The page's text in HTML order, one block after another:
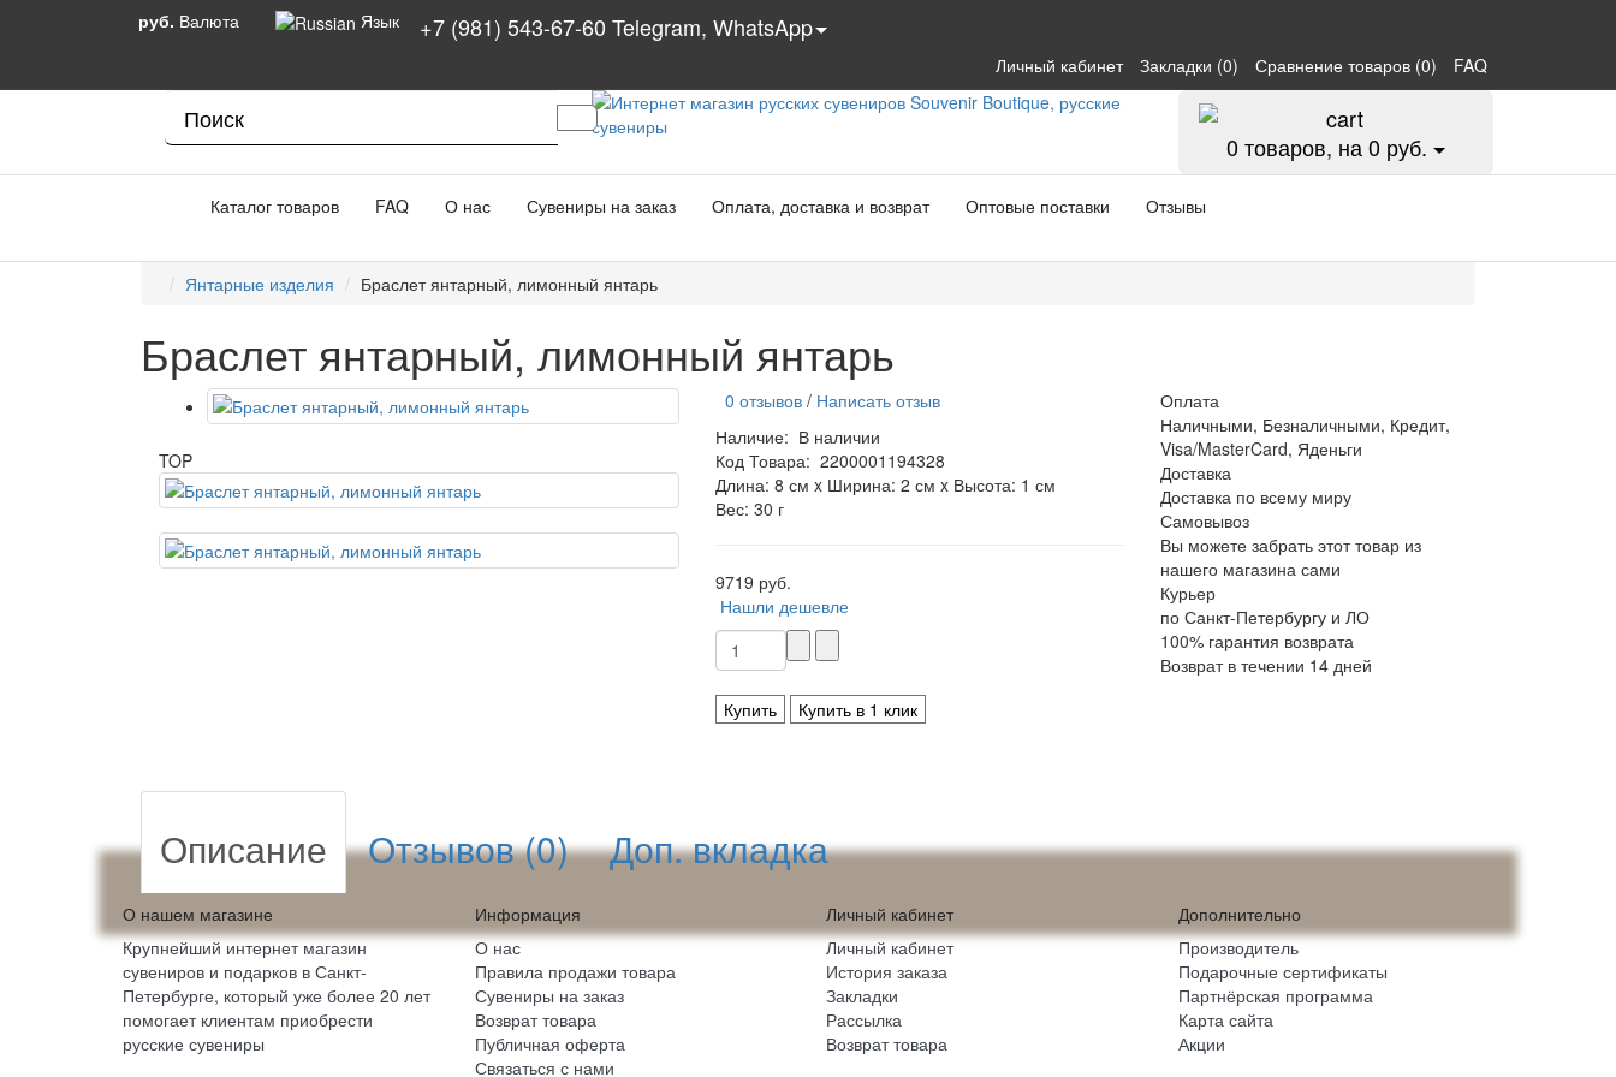
руб. Валюта Язык +7 (981) 543-67-60 Telegram, WhatsApp
Личный кабинет Закладки (0) Сравнение товаров (0) FAQ
0товаров, на 0 руб.
Каталог товаров FAQ О нас Сувениры на заказ Оплата, доставка и возврат Оптовые поставки Отзывы
Янтарные изделия Браслет янтарный, лимонный янтарь
Браслет янтарный, лимонный янтарь
TOP
0 отзывов / Написать отзыв
Наличие: В наличии
Код Товара: 2200001194328
Длина: 8 см x Ширина: 2 см x Высота: 1 см
Вес: 30 г
9719 руб.
Нашли дешевле
Купить Купить в 1 клик
Оплата
Наличными, Безналичными, Кредит,
Visa/MasterCard, Яденьги
Доставка
Доставка по всему миру
Самовывоз
Вы можете забрать этот товар из
нашего магазина сами
Курьер
по Санкт-Петербургу и ЛО
100% гарантия возврата
Возврат в течении 14 дней
Описание Отзывов (0) Доп. вкладка
О нашем магазине
Крупнейший интернет магазин
сувениров и подарков в Санкт-
Петербурге, который уже более 20 лет
помогает клиентам приобрести
русские сувениры
Информация
О нас
Правила продажи товара
Сувениры на заказ
Возврат товара
Публичная оферта
Связаться с нами
Личный кабинет
Личный кабинет
История заказа
Закладки
Рассылка
Возврат товара
Дополнительно
Производитель
Подарочные сертификаты
Партнёрская программа
Карта сайта
Акции